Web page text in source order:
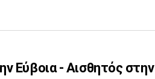
Εύβοια - Αισθητός στην